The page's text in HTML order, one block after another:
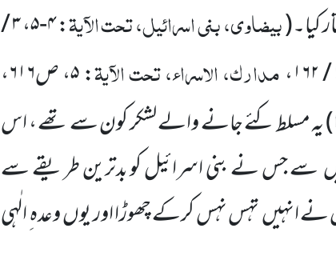
کیا۔(بیضاوی، بنی اسرائیل، تحت الآیۃ:۴-۵ ، ۳ /
،مدارک، الاسراء، تحت الآیۃ:۵، ص۶۱۶،
)یہ مسلط کئے جانے والے لشکر کون سے تھے ، اس
سے جس نے بنی اسرائیل کو بدترین طریقے سے
نے انہیںتہس نہس کرکے چھوڑا اور یوںوعدہ ِ الٰہی